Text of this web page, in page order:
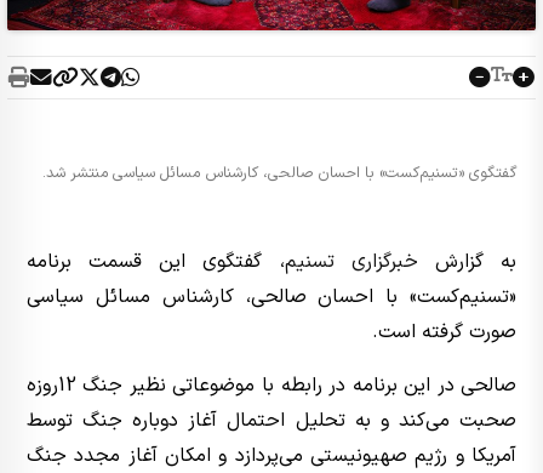
گفتگوی «تسنیم‌کست» با احسان صالحی، کارشناس مسائل سیاسی منتشر شد.
به گزارش خبرگزاری تسنیم، گفتگوی این قسمت برنامه
«تسنیم‌کست» با احسان صالحی، کارشناس مسائل سیاسی
صورت گرفته است.
صالحی در این برنامه در رابطه با موضوعاتی نظیر جنگ 12روزه
صحبت می‌کند و به تحلیل احتمال آغاز دوباره جنگ توسط
آمریکا و رژیم صهیونیستی می‌پردازد و امکان آغاز مجدد جنگ